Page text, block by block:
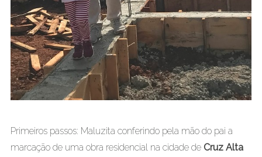
Primeiros passos: Maluzita conferindo pela mão do pai a
marcação de uma obra residencial na cidade de Cruz Alta